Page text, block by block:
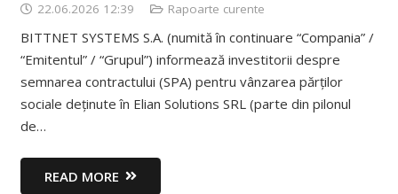
22.06.2026 12:39 Rapoarte curente
BITTNET SYSTEMS S.A. (numită în continuare “Compania” /
“Emitentul” / “Grupul”) informează investitorii despre
semnarea contractului (SPA) pentru vânzarea părților
sociale deținute în Elian Solutions SRL (parte din pilonul
de…
READ MORE